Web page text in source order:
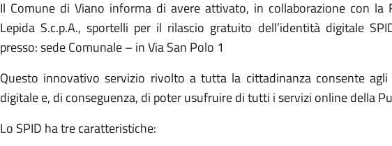
Il Comune di Viano informa di avere attivato, in collaborazione con la
Lepida S.c.p.A., sportelli per il rilascio gratuito dell’identità digitale
presso: sede Comunale – in Via San Polo 1
Questo innovativo servizio rivolto a tutta la cittadinanza consente
digitale e, di conseguenza, di poter usufruire di tutti i servizi online della
Lo SPID ha tre caratteristiche: